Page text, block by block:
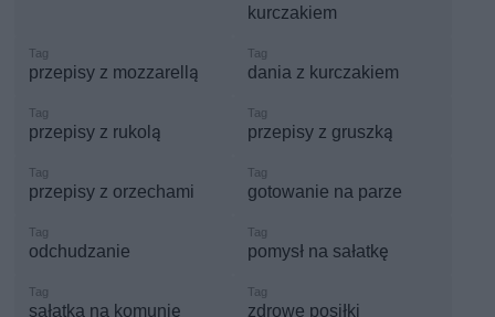
kurczakiem
przepisy z mozzarellą dania z kurczakiem
przepisy z rukolą przepisy z gruszką
przepisy z orzechami gotowanie na parze
odchudzanie pomysł na sałatkę
sałatka na komunię zdrowe posiłki